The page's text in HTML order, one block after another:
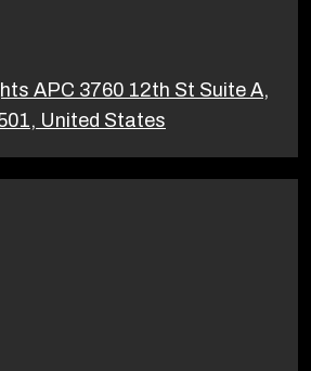
APC 3760 12th St Suite A,
United States